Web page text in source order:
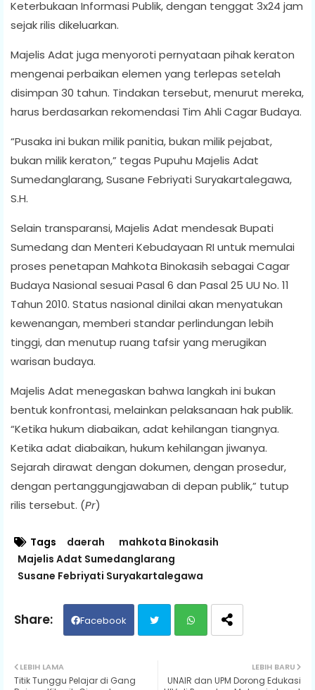
Keterbukaan Informasi Publik, dengan tenggat 3x24 jam
sejak rilis dikeluarkan.
Majelis Adat juga menyoroti pernyataan pihak keraton
mengenai perbaikan elemen yang terlepas setelah
disimpan 30 tahun. Tindakan tersebut, menurut mereka,
harus berdasarkan rekomendasi Tim Ahli Cagar Budaya.
“Pusaka ini bukan milik panitia, bukan milik pejabat,
bukan milik keraton,” tegas Pupuhu Majelis Adat
Sumedanglarang, Susane Febriyati Suryakartalegawa,
S.H.
Selain transparansi, Majelis Adat mendesak Bupati
Sumedang dan Menteri Kebudayaan RI untuk memulai
proses penetapan Mahkota Binokasih sebagai Cagar
Budaya Nasional sesuai Pasal 6 dan Pasal 25 UU No. 11
Tahun 2010. Status nasional dinilai akan menyatukan
kewenangan, memberi standar perlindungan lebih
tinggi, dan menutup ruang tafsir yang merugikan
warisan budaya.
Majelis Adat menegaskan bahwa langkah ini bukan
bentuk konfrontasi, melainkan pelaksanaan hak publik.
“Ketika hukum diabaikan, adat kehilangan tiangnya.
Ketika adat diabaikan, hukum kehilangan jiwanya.
Sejarah dirawat dengan dokumen, dengan prosedur,
dengan pertanggungjawaban di depan publik,” tutup
rilis tersebut. (Pr)
Tags daerah
mahkota Binokasih
Majelis Adat Sumedanglarang
Susane Febriyati Suryakartalegawa
Facebook
ats
LEBIH BARU
UNAIR dan UPM Dorong Edukasi
LEBIH LAMA
Titik Tunggu Pelajar di Gang